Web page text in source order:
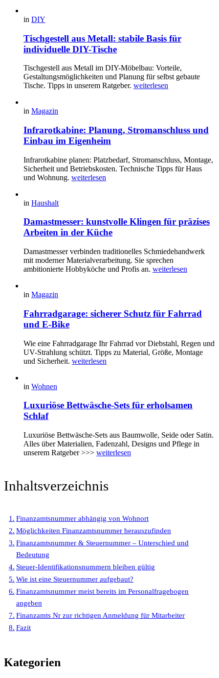
in DIY
Tischgestell aus Metall: stabile Basis für
individuelle DIY-Tische
Tischgestell aus Metall im DIY-Möbelbau: Vorteile,
Gestaltungsmöglichkeiten und Planung für selbst gebaute
Tische. Tipps in unserem Ratgeber. weiterlesen
in Magazin
Infrarotkabine: Planung, Stromanschluss und
Einbau im Eigenheim
Infrarotkabine planen: Platzbedarf, Stromanschluss, Montage,
Sicherheit und Betriebskosten. Technische Tipps für Haus
und Wohnung. weiterlesen
in Haushalt
Damastmesser: kunstvolle Klingen für präzises
Arbeiten in der Küche
Damastmesser verbinden traditionelles Schmiedehandwerk
mit moderner Materialverarbeitung. Sie sprechen
ambitionierte Hobbyköche und Profis an. weiterlesen
in Magazin
Fahrradgarage: sicherer Schutz für Fahrrad
und E-Bike
Wie eine Fahrradgarage Ihr Fahrrad vor Diebstahl, Regen und
UV-Strahlung schützt. Tipps zu Material, Größe, Montage
und Sicherheit. weiterlesen
in Wohnen
Luxuriöse Bettwäsche-Sets für erholsamen
Schlaf
Luxuriöse Bettwäsche-Sets aus Baumwolle, Seide oder Satin.
Alles über Materialien, Fadenzahl, Designs und Pflege in
unserem Ratgeber >>> weiterlesen
Inhaltsverzeichnis
Finanzamtsnummer abhängig von Wohnort
Möglichkeiten Finanzamtsnummer herauszufinden
Finanzamtsnummer & Steuernummer – Unterschied und
Bedeutung
Steuer-Identifikationsnummern bleiben gültig
Wie ist eine Steuernummer aufgebaut?
Finanzamtsnummer meist bereits im Personalfragebogen
angeben
Finanzamts Nr zur richtigen Anmeldung für Mitarbeiter
Fazit
Kategorien